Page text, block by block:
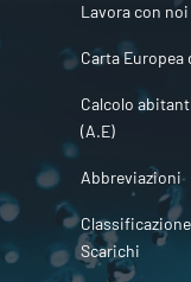
Lavora con noi
Carta Europea
Calcolo
(A.E)
Abbreviazioni
Scarichi